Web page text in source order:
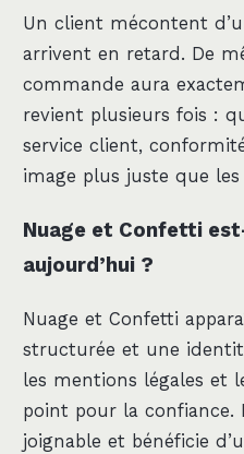
Un client mécontent
arrivent en retard. De
commande aura
revient plusieurs fois :
service client,
image plus juste que les
Nuage et Confetti
aujourd’hui ?
Nuage et Confetti
structurée et une
les mentions légales et
point pour la confiance.
joignable et bénéficie